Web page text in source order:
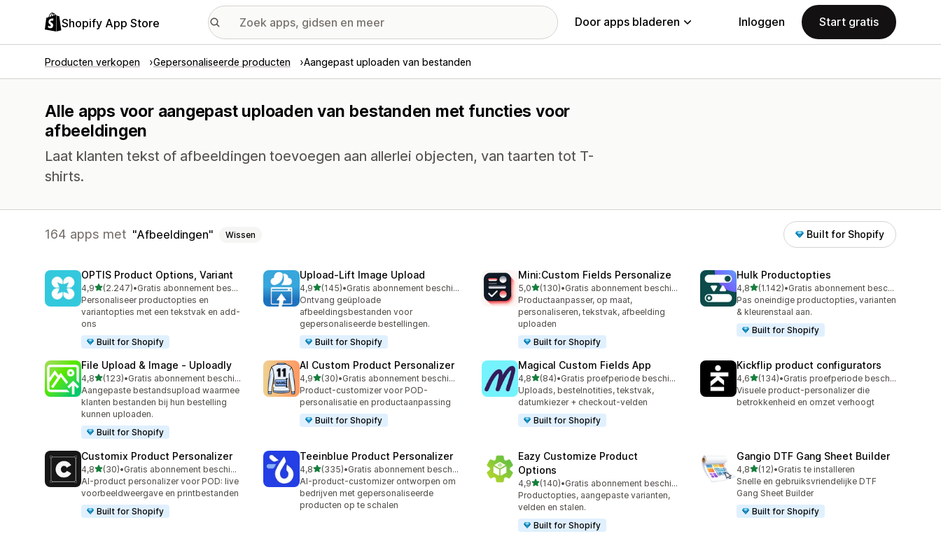
Shopify App Store Door apps bladeren Inloggen Start gratis
Producten verkopen Gepersonaliseerde producten Aangepast uploaden van bestanden
Alle apps voor aangepast uploaden van bestanden met functies voor
afbeeldingen
Laat klanten tekst of afbeeldingen toevoegen aan allerlei objecten, van taarten tot T-
shirts.
164 apps met Afbeeldingen Wissen Built for Shopify
OPTIS Product Options, Variant
4,9van 5 sterren
(2.247)
2247 recensies in totaal
•
Gratis abonnement beschikbaar
Personaliseer productopties en
variantopties met een tekstvak en add-
ons
Built for Shopify
Upload‑Lift Image Upload
4,9van 5 sterren
(145)
145 recensies in totaal
•
Gratis abonnement beschikbaar
Ontvang geüploade
afbeeldingsbestanden voor
gepersonaliseerde bestellingen.
Built for Shopify
Mini:Custom Fields Personalize
5,0van 5 sterren
(130)
130 recensies in totaal
•
Gratis abonnement beschikbaar
Productaanpasser, op maat,
personaliseren, tekstvak, afbeelding
uploaden
Built for Shopify
Hulk Productopties
4,8van 5 sterren
(1.142)
1142 recensies in totaal
•
Gratis abonnement beschikbaar
Pas oneindige productopties, varianten
& kleurenstaal aan.
Built for Shopify
File Upload & Image ‑ Uploadly
4,8van 5 sterren
(123)
123 recensies in totaal
•
Gratis abonnement beschikbaar
Aangepaste bestandsupload waarmee
klanten bestanden bij hun bestelling
kunnen uploaden.
Built for Shopify
AI Custom Product Personalizer
4,9van 5 sterren
(30)
30 recensies in totaal
•
Gratis abonnement beschikbaar
Product-customizer voor POD-
personalisatie en productaanpassing
Built for Shopify
Magical Custom Fields App
4,8van 5 sterren
(84)
84 recensies in totaal
•
Gratis proefperiode beschikbaar
Uploads, bestelnotities, tekstvak,
datumkiezer + checkout-velden
Built for Shopify
Kickflip product configurators
4,6van 5 sterren
(134)
134 recensies in totaal
•
Gratis proefperiode beschikbaar
Visuele product-personalizer die
betrokkenheid en omzet verhoogt
Customix Product Personalizer
4,8van 5 sterren
(30)
30 recensies in totaal
•
Gratis abonnement beschikbaar
AI-product personalizer voor POD: live
voorbeeldweergave en printbestanden
Built for Shopify
Teeinblue Product Personalizer
4,8van 5 sterren
(335)
335 recensies in totaal
•
Gratis abonnement beschikbaar
AI-product-customizer ontworpen om
bedrijven met gepersonaliseerde
producten op te schalen
Eazy Customize Product
Options
4,9van 5 sterren
(140)
140 recensies in totaal
•
Gratis abonnement beschikbaar
Productopties, aangepaste varianten,
velden en stalen.
Built for Shopify
Gangio DTF Gang Sheet Builder
4,8van 5 sterren
(12)
12 recensies in totaal
•Gratis te installeren
Snelle en gebruiksvriendelijke DTF
Gang Sheet Builder
Built for Shopify